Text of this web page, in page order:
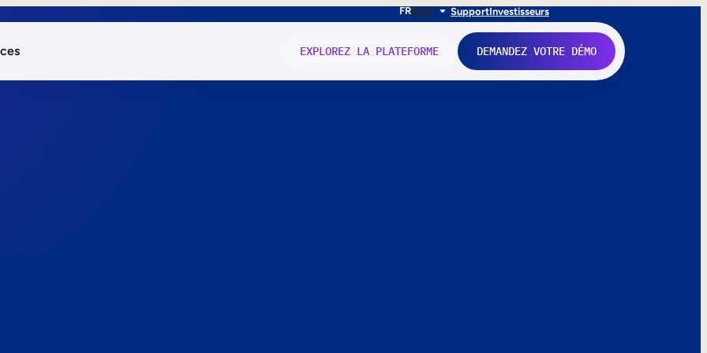
FRENIT SupportInvestisseurs
EXPLOREZ LA PLATEFORME DEMANDEZ VOTRE DÉMO